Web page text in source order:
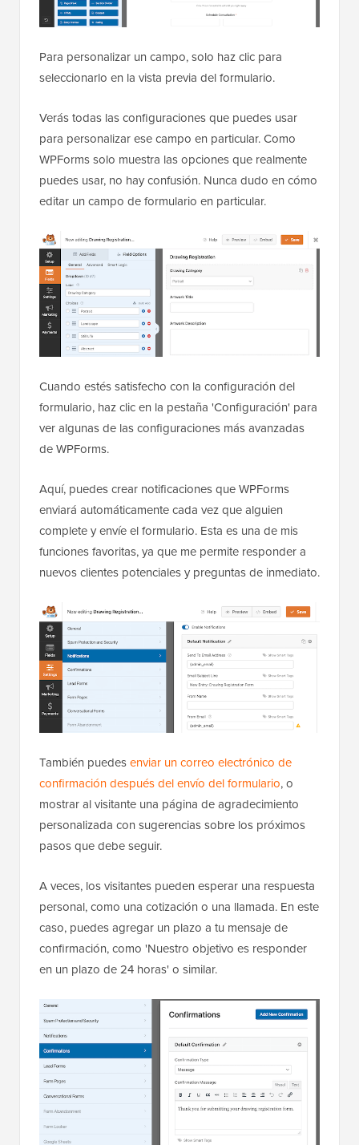
Para personalizar un campo, solo haz clic para
seleccionarlo en la vista previa del formulario.
Verás todas las configuraciones que puedes usar
para personalizar ese campo en particular. Como
WPForms solo muestra las opciones que realmente
puedes usar, no hay confusión. Nunca dudo en cómo
editar un campo de formulario en particular.
Cuando estés satisfecho con la configuración del
formulario, haz clic en la pestaña 'Configuración' para
ver algunas de las configuraciones más avanzadas
de WPForms.
Aquí, puedes crear notificaciones que WPForms
enviará automáticamente cada vez que alguien
complete y envíe el formulario. Esta es una de mis
funciones favoritas, ya que me permite responder a
nuevos clientes potenciales y preguntas de inmediato.
También puedesenviar un correo electrónico de
confirmación después del envío del formulario, o
mostrar al visitante una página de agradecimiento
personalizada con sugerencias sobre los próximos
pasos que debe seguir.
A veces, los visitantes pueden esperar una respuesta
personal, como una cotización o una llamada. En este
caso, puedes agregar un plazo a tu mensaje de
confirmación, como 'Nuestro objetivo es responder
en un plazo de 24 horas' o similar.